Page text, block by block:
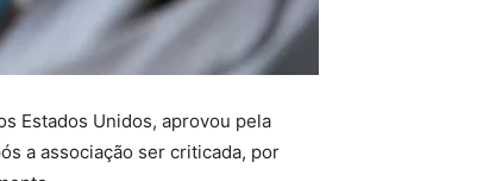
Estados Unidos, aprovou pela
a associação ser criticada, por